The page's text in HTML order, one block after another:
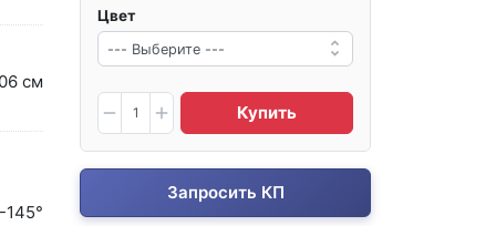
Цвет
Купить
Запросить КП
см